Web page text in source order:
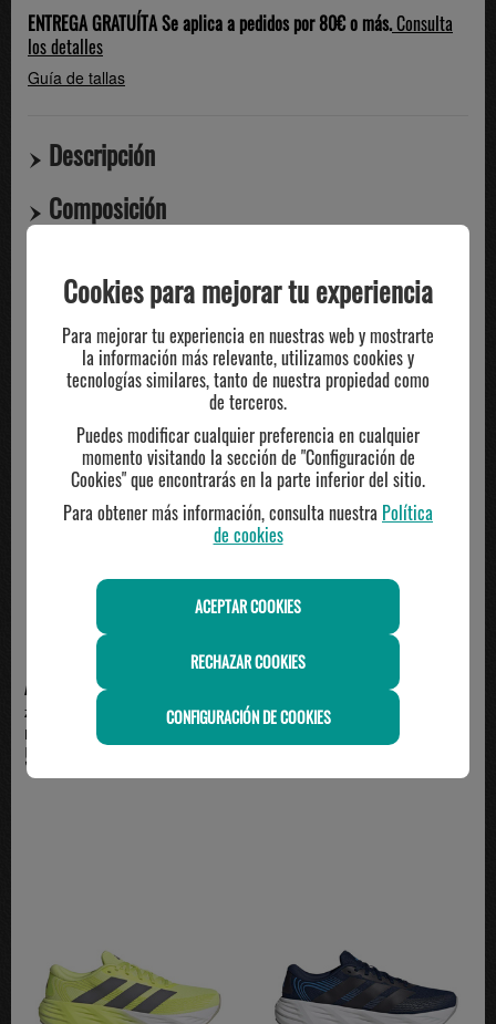
ENTREGA GRATUÍTA Se aplica a pedidos por 80€ o más.Consulta
los detalles
Guía de tallas
Descripción
Composición
TE PUEDE INTERESAR
ADIDAS
zapatilla adidas trail running
RUNFALCON 6 ATR...
59.95€
zapatilla running hombre GALAXY
54.95€
Cookies para mejorar tu experiencia
Para mejorar tu experiencia en nuestras web y mostrarte
la información más relevante, utilizamos cookies y
tecnologías similares, tanto de nuestra propiedad como
de terceros.
Puedes modificar cualquier preferencia en cualquier
momento visitando la sección de "Configuración de
Cookies" que encontrarás en la parte inferior del sitio.
Para obtener más información, consulta nuestra Política
de cookies
ACEPTAR COOKIES
RECHAZAR COOKIES
CONFIGURACIÓN DE COOKIES